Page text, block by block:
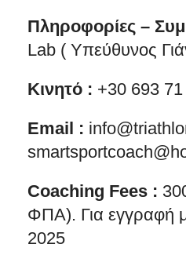
Πληροφορίες –
Lab ( Υπεύθυνος
Κινητό : +30 693
Email :
Coaching Fees :
ΦΠΑ). Για εγγραφή
2025